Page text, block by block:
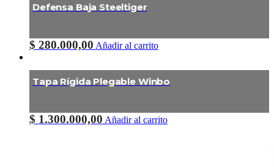
Defensa Baja Steeltiger
$ 280.000,00 Añadir al carrito
Tapa Rígida Plegable Winbo
$ 1.300.000,00 Añadir al carrito